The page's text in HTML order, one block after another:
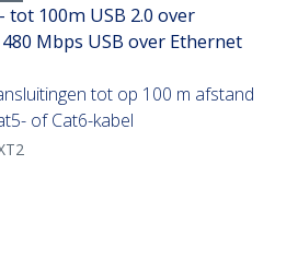
tot 100m USB 2.0 over
Mbps USB over Ethernet
tot op 100 m afstand
of Cat6-kabel